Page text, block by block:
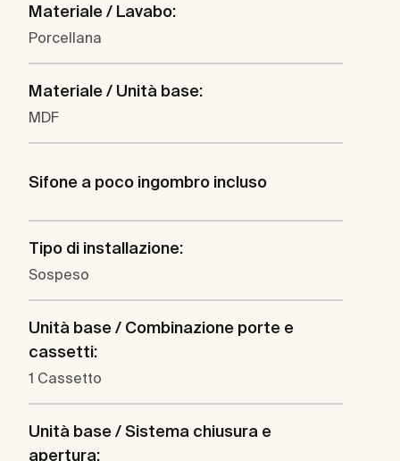
Materiale / Lavabo:
Porcellana
Materiale / Unità base:
MDF
Sifone a poco ingombro incluso
Tipo di installazione:
Sospeso
Unità base / Combinazione porte e
cassetti:
1 Cassetto
Unità base / Sistema chiusura e
apertura: